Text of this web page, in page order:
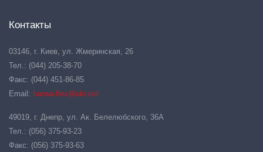
Контакты
03146, г. Киев, ул. Жмеринская, 26
Тел.: (044) 205-38-70
Факс: (044) 451-86-85
Email: hansa-flex@ukr.net
49019, г. Днепр, ул. Ак. Белелюбского, 36А
Тел.: (056) 375-93-23
Факс: (056) 375-93-63